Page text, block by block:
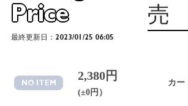
Price
売
最終更新日：2023/01/25 06:05
NO ITEM
2,380円
(±0円）
カー